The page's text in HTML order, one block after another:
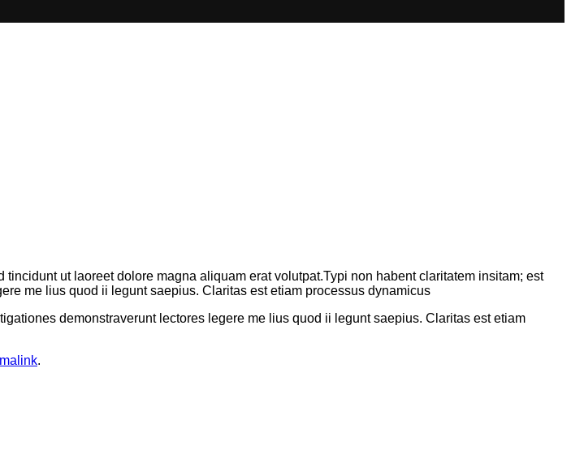
ut laoreet dolore magna aliquam erat volutpat.Typi non habent claritatem insitam; est
me lius quod ii legunt saepius. Claritas est etiam processus dynamicus
demonstraverunt lectores legere me lius quod ii legunt saepius. Claritas est etiam
.